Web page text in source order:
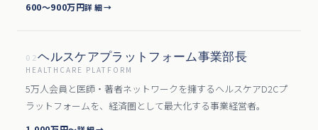
600〜900万円詳細→
02ヘルスケアプラットフォーム事業部長
HEALTHCARE PLATFORM
5万人会員と医師・著者ネットワークを擁するヘルスケアD2Cプ
ラットフォームを、経済圏として最大化する事業経営者。